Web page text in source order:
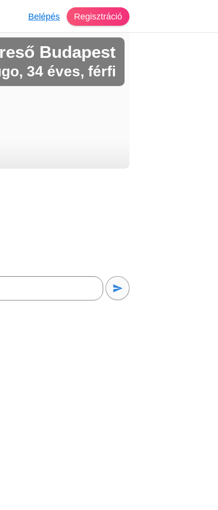
Belépés Regisztráció
Budapest
34 éves, férfi